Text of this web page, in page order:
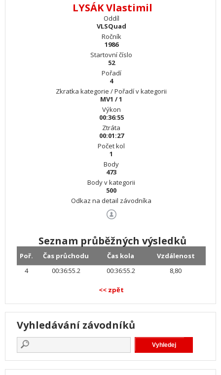
LYSÁK Vlastimil
Oddíl
VLSQuad
Ročník
1986
Startovní číslo
52
Pořadí
4
Zkratka kategorie / Pořadí v kategorii
MV1 / 1
Výkon
00:36:55
Ztráta
00:01:27
Počet kol
1
Body
473
Body v kategorii
500
Odkaz na detail závodníka
Seznam průběžných výsledků
Poř. Čas průchodu Čas kola
Vzdálenost
4
00:36:55.2 00:36:55.2 8,80
<< zpět
Vyhledávání závodníků